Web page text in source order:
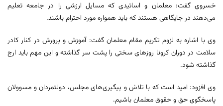
خسروی گفت: معلمان و اساتیدی که مسایل ارزشی را در جامعه تعلیم
می‌دهند در جایگاهی هستند که باید همواره مورد احترام باشند.
وی با اشاره به لزوم تکریم مقام معلمان گفت: آموزش و پرورش در کنار کادر
سلامت در دوران کرونا روزهای سختی را پشت سر گذاشته و این مهم باید ارج
گذاشته شود.
وی افزود: امید است که با تلاش و پیگیری‌های مجلس، دولتمردان و مسوولان
پاسخگوی حق و حقوق معلمان باشیم.